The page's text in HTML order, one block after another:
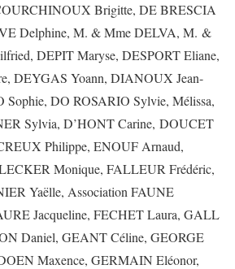
Brigitte, DE BRESCIA
Delphine, M. & Mme DELVA, M. &
DEPIT Maryse, DESPORT Eliane,
DEYGAS Yoann, DIANOUX Jean-
DO ROSARIO Sylvie, Mélissa,
Sylvia, D’HONT Carine, DOUCET
Philippe, ENOUF Arnaud,
Monique, FALLEUR Frédéric,
Yaëlle, Association FAUNE
Jacqueline, FECHET Laura, GALL
Daniel, GEANT Céline, GEORGE
Maxence, GERMAIN Eléonor,